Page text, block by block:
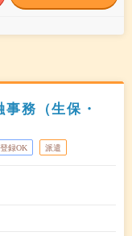
務（生保・
録OK 派遣